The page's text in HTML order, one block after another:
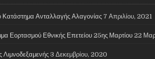
Κατάστημα Ανταλλαγής Αλαγονίας 7 Απριλίου, 2021
Εορτασμού Εθνικής Επετείου 25ης Μαρτίου 22
Λιμνοδεξαμενής 3 Δεκεμβρίου, 2020